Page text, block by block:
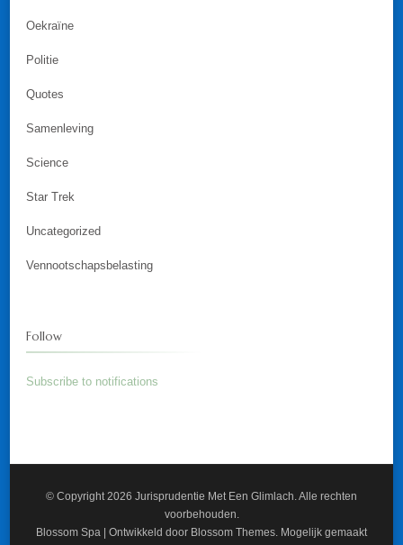
Oekraïne
Politie
Quotes
Samenleving
Science
Star Trek
Uncategorized
Vennootschapsbelasting
Follow
Subscribe to notifications
© Copyright 2026 Jurisprudentie Met Een Glimlach . Alle rechten
voorbehouden.
Blossom Spa | Ontwikkeld door Blossom Themes . Mogelijk gemaakt